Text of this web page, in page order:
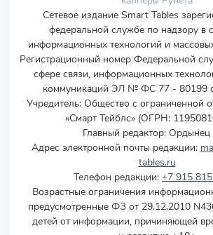
Сетевое издание Smart Tables
федеральной службе по надзору в
информационных технологий и
Регистрационный номер Федеральной
сфере связи, информационных
коммуникаций ЭЛ № ФС 77 - 80199
Учредитель: Общество с ограниченной
«Смарт Тейблс» (ОГРН:
Главный редактор:
Адрес электронной почты редакции:
tables.ru
Телефон редакции: +7 915
Возрастные ограничения
предусмотренные ФЗ от 29.12.2010
детей от информации, причиняющей